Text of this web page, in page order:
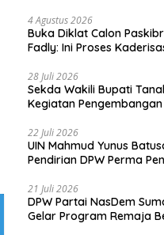
4 Agustus 2026
Buka Diklat Calon
Fadly: Ini Proses
28 Juli 2026
Sekda Wakili Bupati
Kegiatan Pengembangan
22 Juli 2026
UIN Mahmud Yunus
Pendirian DPW Perma
21 Juli 2026
DPW Partai NasDem
Gelar Program Remaja